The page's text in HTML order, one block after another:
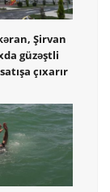
Şirvan
güzəştli
çıxarır